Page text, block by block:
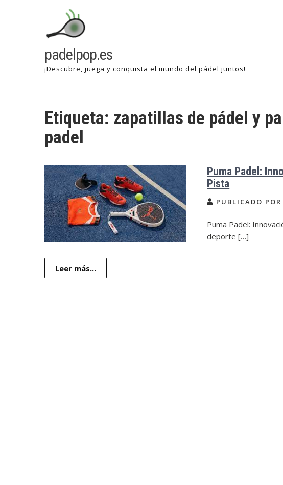
padelpop.es
¡Descubre, juega y conquista el mundo del pádel juntos!
Etiqueta: zapatillas de pádel y
padel
Puma Padel:
Pista
PUBLICADO POR
Puma Padel:
deporte […]
Leer más...